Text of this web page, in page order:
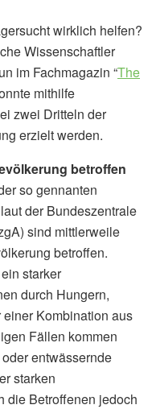
wirklich helfen?
Wissenschaftler
im Fachmagazin “The
mithilfe
zwei Dritteln der
erzielt werden.
betroffen
so gennanten
der Bundeszentrale
sind mittlerweile
betroffen.
starker
durch Hungern,
Kombination aus
Fällen kommen
entwässernde
starken
die Betroffenen jedoch